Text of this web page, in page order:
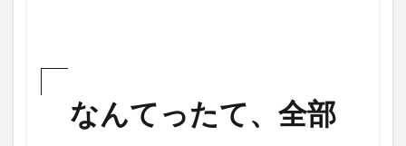
なんてったて、全部